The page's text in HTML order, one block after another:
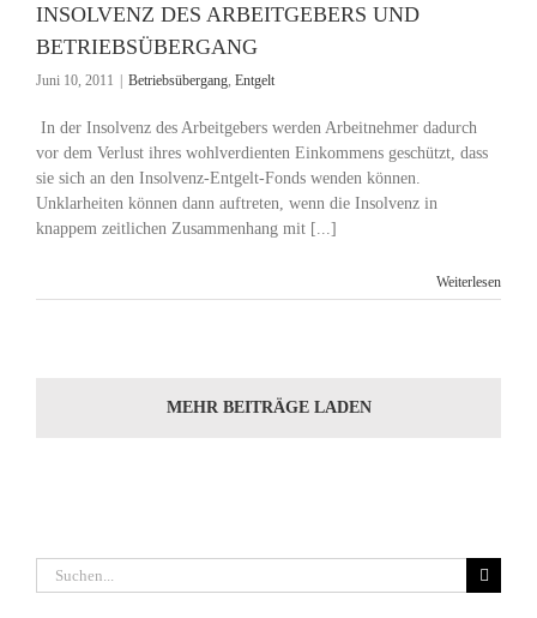
INSOLVENZ DES ARBEITGEBERS UND
BETRIEBSÜBERGANG
Juni 10, 2011 Betriebsübergang, Entgelt
In der Insolvenz des Arbeitgebers werden Arbeitnehmer dadurch
vor dem Verlust ihres wohlverdienten Einkommens geschützt, dass
sie sich an den Insolvenz-Entgelt-Fonds wenden können.
Unklarheiten können dann auftreten, wenn die Insolvenz in
knappem zeitlichen Zusammenhang mit [...]
Weiterlesen
MEHR BEITRÄGE LADEN
Suche
nach: